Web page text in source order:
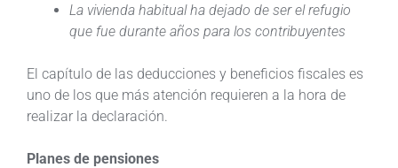
La vivienda habitual ha dejado de ser el refugio
que fue durante años para los contribuyentes
El capítulo de las deducciones y beneficios fiscales es
uno de los que más atención requieren a la hora de
realizar la declaración.
Planes de pensiones